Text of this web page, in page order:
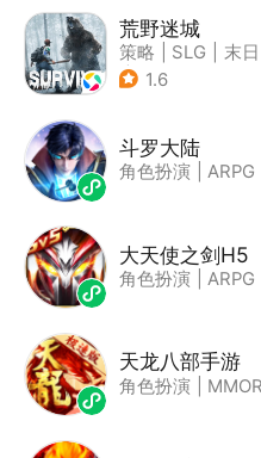
荒野迷城
策略 SLG
末日
| 废土
1.6
斗罗大陆
角色扮演 ARPG
大天使之剑H5
角色扮演 ARPG
天龙八部手游
角色扮演